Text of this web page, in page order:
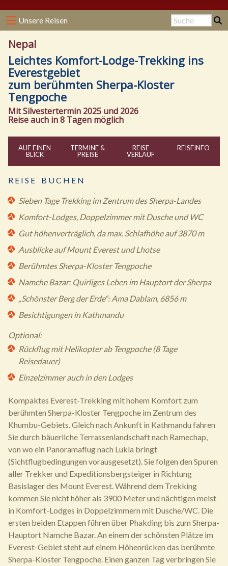
Unsere Reisen
Nepal
Leichtes Komfort-Lodge-Trekking ins
Everestgebiet
zum berühmten Sherpa-Kloster
Tengpoche
Mit Silvestertermin 2025 und 2026
Reise auch in 8 Tagen möglich
AUF EINEN
BLICK
TERMINE &
PREISE
REISE
VERLAUF
REISEINFO
R E I S E B U C H E N
Sieben Tage Trekking im Zentrum des Sherpa-Landes
Komfort-Lodges, Doppelzimmer mit Dusche und WC
Gut höhenverträglich, da max. Schlafhöhe auf 3870 m
Ausblicke auf Mount Everest und Lhotse
Berühmtes Sherpa-Kloster Tengpoche
Namche Bazar: Quirliges Leben im Hauptort der Sherpa
„Schönster Berg der Erde“: Ama Dablam, 6856 m
Besichtigungen in Kathmandu
Optional:
Rückflug mit Helikopter ab Tengpoche (8 Tage
Reisedauer)
Einzelzimmer auch in den Lodges
Kompaktes Everest-Trekking mit hohem Komfort zum
berühmten Sherpa-Kloster Tengpoche im Zentrum des
Khumbu-Gebiets. Gleich nach Ankunft in Kathmandu fahren
Sie durch bäuerliche Terrassenlandschaft nach Ramechap,
von wo ein Panoramaflug nach Lukla bringt
(Sichtflugbedingungen vorausgesetzt). Sie folgen den Spuren
aller Trekker und Expeditionsbergsteiger in Richtung
Basislager des Mount Everest. Während dem Trekking
kommen Sie nicht höher als 3900 Meter und nächtigen meist
in Komfort-Lodges in Doppelzimmern mit Dusche/WC. Die
ersten beiden Etappen führen über Phakding bis zum Sherpa-
Hauptort Namche Bazar. An einem der schönsten Plätze im
Everest-Gebiet steht auf einem Höhenrücken das berühmte
Sherpa-Kloster Tengpoche. Einen ganzen Tag verbringen Sie